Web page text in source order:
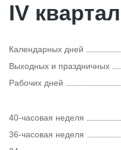
IV квартал
Календарных дней
Выходных и праздничных
Рабочих дней
40-часовая неделя
36-часовая неделя